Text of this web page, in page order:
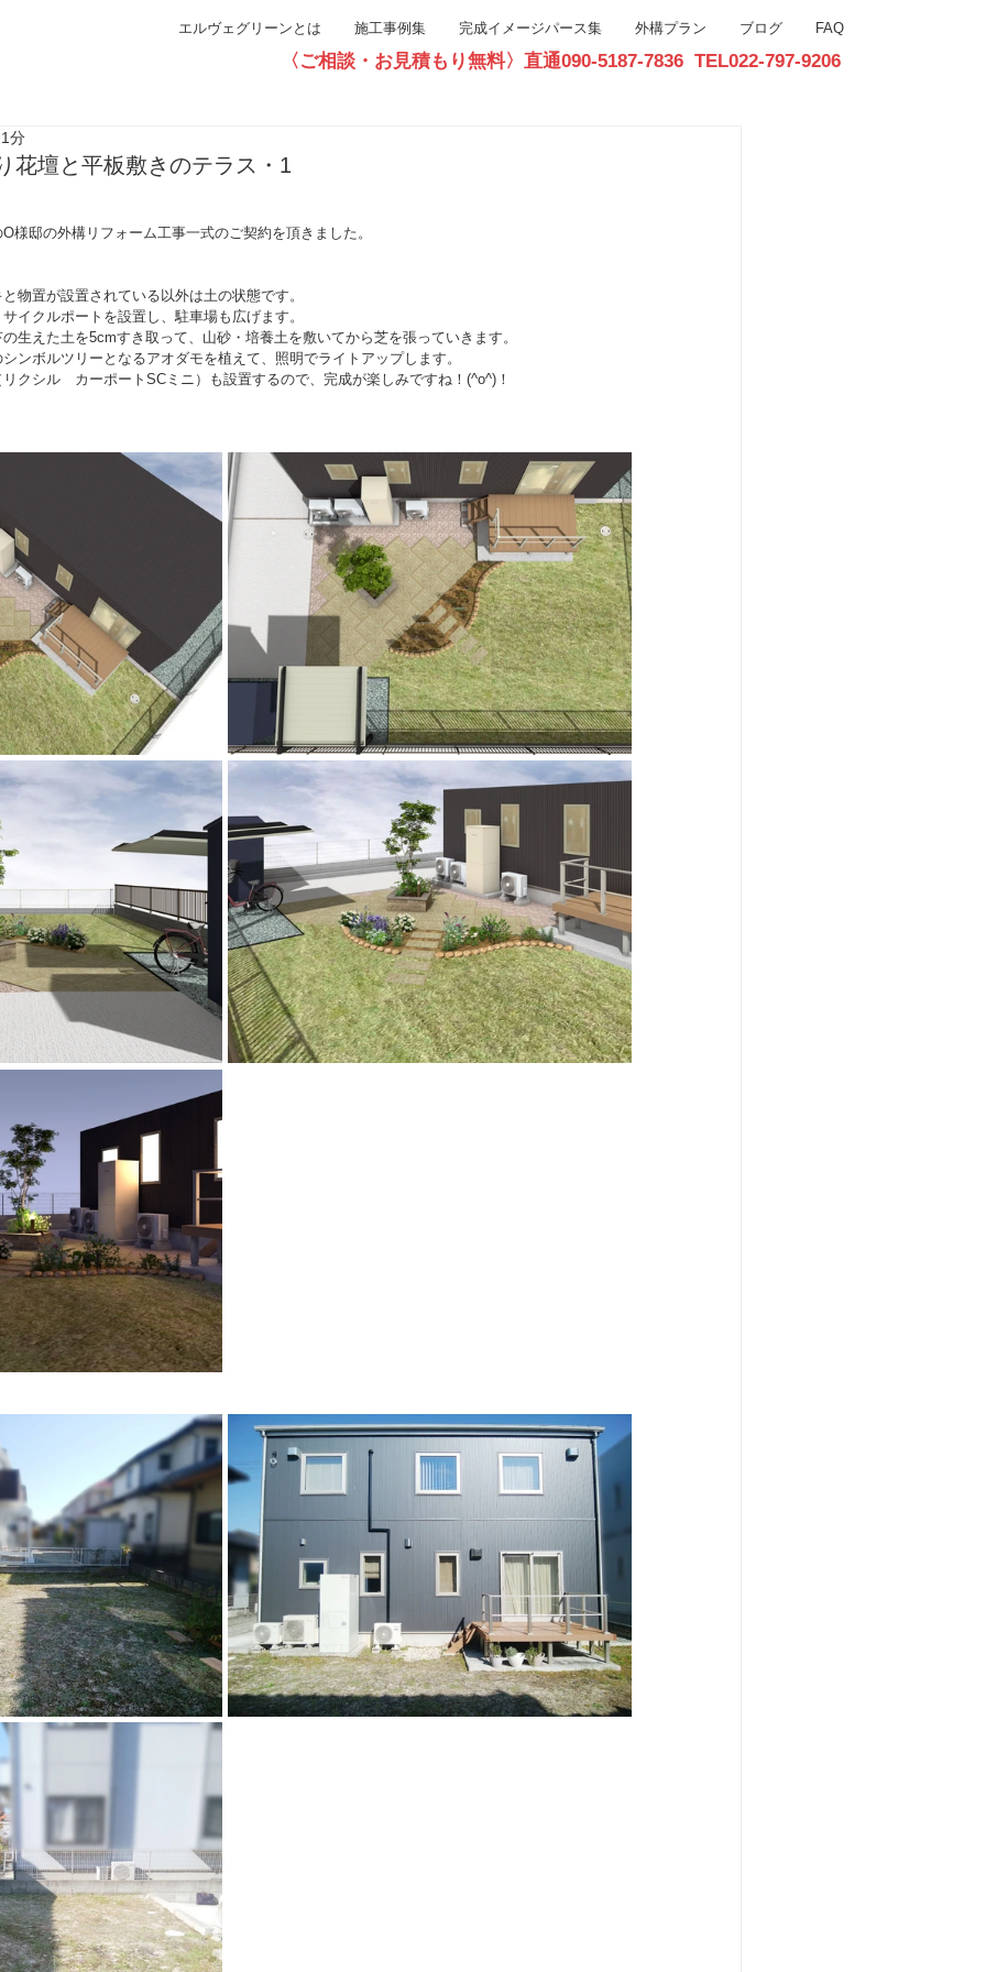
エルヴェグリーンとは 施工事例集 完成イメージパース集 外構プラン ブログ FAQ
〈ご相談・お見積もり無料〉直通090-5187-7836 TEL022-797-9206
花壇と平板敷きのテラス・1
分
様邸の外構リフォーム工事一式のご契約を頂きました。
物置が設置されている以外は土の状態です。
イクルポートを設置し、駐車場も広げます。
生えた土を5cmすき取って、山砂・培養土を敷いてから芝を張っていきます。
ンボルツリーとなるアオダモを植えて、照明でライトアップします。
クシル　カーポートSCミニ）も設置するので、完成が楽しみですね！(^o^)！